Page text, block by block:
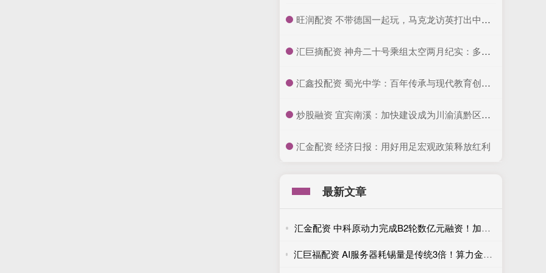
​旺润配资 不带德国一起玩，马克龙访英打出中美牌，要当欧洲老大_法国_英法_英国
​汇巨摘配资 神舟二十号乘组太空两月纪实：多项科学实验稳步推进，探索宇宙奥秘
​汇鑫投配资 蜀光中学：百年传承与现代教育创新并行
​炒股融资 宜宾南溪：加快建设成为川渝滇黔区域文旅康养休闲旅游目的地
​汇金配资 经济日报：用好用足宏观政策释放红利
最新文章
汇金配资 中科原动力完成B2轮数亿元融资！加速农业机器人规模化应用
汇巨福配资 AI服务器耗锡量是传统3倍！算力金属涨价背后的真实供需账